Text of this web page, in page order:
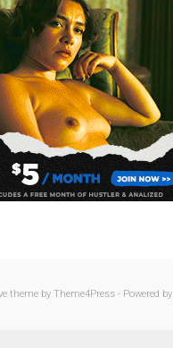
theme by Theme4Press - Powered by